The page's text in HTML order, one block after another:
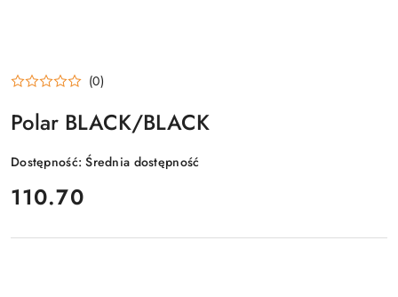
(0)
Polar BLACK/BLACK
Dostępność:Średnia dostępność
cena:
110.70